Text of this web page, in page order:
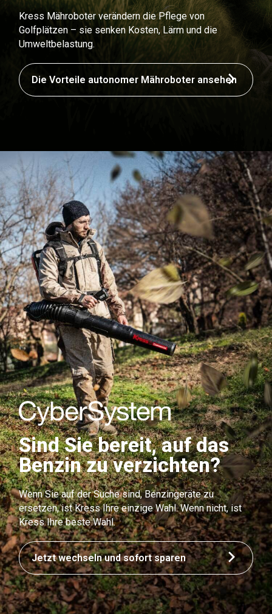
Kress Mähroboter verändern die Pflege von
Golfplätzen – sie senken Kosten, Lärm und die
Umweltbelastung.
Die Vorteile autonomer Mähroboter ansehen
Sind Sie bereit, auf das
Benzin zu verzichten?
Wenn Sie auf der Suche sind, Benzingeräte zu
ersetzen, ist Kress Ihre einzige Wahl. Wenn nicht, ist
Kress Ihre beste Wahl.
Jetzt wechseln und sofort sparen